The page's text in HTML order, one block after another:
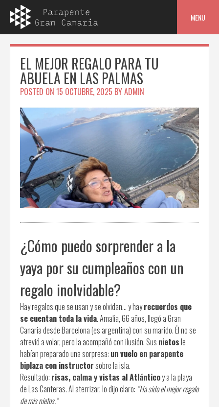
content
MENU
EL MEJOR REGALO PARA TU
ABUELA EN LAS PALMAS
POSTED ON 15 OCTUBRE, 2025 BYADMIN
¿Cómo puedo sorprender a la
yaya por su cumpleaños con un
regalo inolvidable?
Hay regalos que se usan y se olvidan… y hayrecuerdos que
se cuentan toda la vida. Amalia, 66 años, llegó a Gran
Canaria desde Barcelona (es argentina) con su marido. Él no se
atrevió a volar, pero la acompañó con ilusión. Sus nietosle
habían preparado una sorpresa: un vuelo en parapente
biplaza con instructorsobre la isla.
Resultado: risas, calma y vistas al Atlánticoy a la playa
de Las Canteras. Al aterrizar, lo dijo claro: “Ha sido el mejor regalo
de mis nietos.”